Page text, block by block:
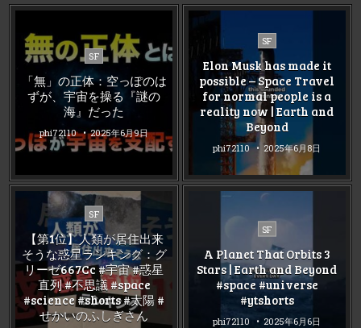
Posted
in
SF
「無」の正体：空っぽのは
ずが、宇宙を操る『謎の
海』だった
phi72110 2025年6月9日
Posted
in
SF
Elon Musk has made it
possible – Space Travel
for normal people is a
reality now | Earth and
Beyond
phi72110 2025年6月8日
Posted
in
SF
【第1位】人類が居住出来
そうな惑星ランキング：グ
リーゼ667Cc #宇宙 #惑星
直列 #不思議 #space
#science #shorts #太陽 #
せかいのふしぎさん
Posted
SF
A Planet That Orbits 3
Stars | Earth and Beyond
#space #universe
#ytshorts
phi72110 2025年6月6日